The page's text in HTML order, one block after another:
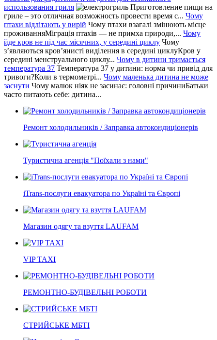
использования гриля
Приготовление пищи на
гриле – это отличная возможность провести время с... Чому
птахи відлітають у вирій Чому птахи взагалі змінюють місце
проживанняМіграція птахів — не примха природи,... Чому
йде кров не під час місячних, у середині циклу Чому
з’являються кров’янисті виділення в середині циклуКров у
середині менструального циклу... Чому в дитини тримається
температура 37 Температура 37 у дитини: норма чи привід для
тривоги?Коли в термометрі... Чому маленька дитина не може
заснути Чому малюк ніяк не засинає: головні причиниБатьки
часто питають себе: дитина...
Ремонт холодильників / Заправка автокондиціонерів
Туристична агенція "Поїхали з нами"
iTrans-послуги евакуатора по Україні та Європі
Магазин одягу та взуття LAUFAM
VIP TAXI
РЕМОНТНО-БУДІВЕЛЬНІ РОБОТИ
СТРИЙСЬКЕ МБТІ